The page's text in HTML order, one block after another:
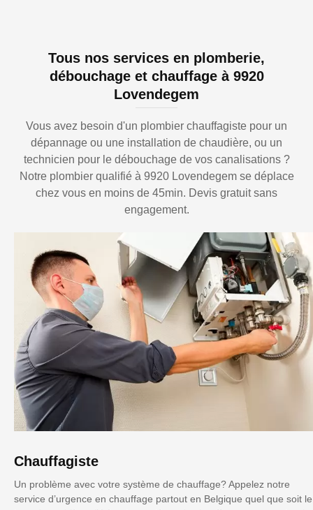
Tous nos services en plomberie,
débouchage et chauffage à 9920
Lovendegem
Vous avez besoin d'un plombier chauffagiste pour un
dépannage ou une installation de chaudière, ou un
technicien pour le débouchage de vos canalisations ?
Notre plombier qualifié à 9920 Lovendegem se déplace
chez vous en moins de 45min. Devis gratuit sans
engagement.
Chauffagiste
Un problème avec votre système de chauffage? Appelez notre
service d’urgence en chauffage partout en Belgique quel que soit le